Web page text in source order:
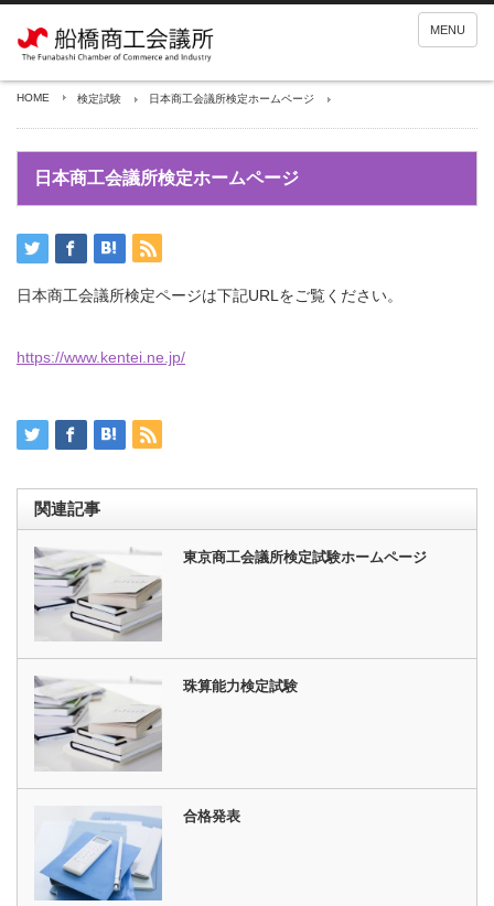
MENU
HOME 検定試験 日本商工会議所検定ホームページ
日本商工会議所検定ホームページ
日本商工会議所検定ページは下記URLをご覧ください。
https://www.kentei.ne.jp/
関連記事
東京商工会議所検定試験ホームページ
珠算能力検定試験
合格発表